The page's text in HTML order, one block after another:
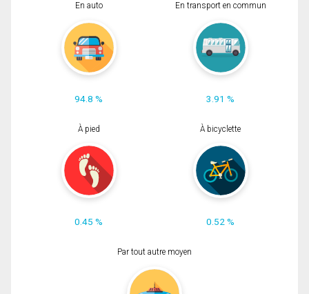
En auto
94.8 %
En transport en commun
3.91 %
À pied
0.45 %
À bicyclette
0.52 %
Par tout autre moyen